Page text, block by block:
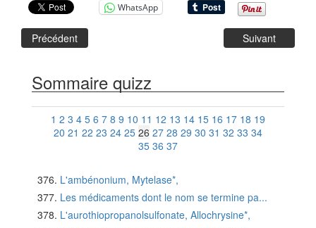
WhatsApp
Précédent Suivant
Sommaire quizz
1 2 3 4 5 6 7 8 9 10 11 12 13 14 15 16 17 18 19
20 21 22 23 24 25 26 27 28 29 30 31 32 33 34
35 36 37
L'ambénonium, Mytelase*,
Les médicaments dont le nom se termine pa...
L'aurothiopropanolsulfonate, Allochrysine*,